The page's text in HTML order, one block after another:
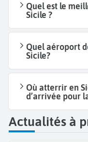
Quel est le
Sicile ?
Quel aéroport
Sicile?
Où atterrir en
d’arrivée pour
Actualités à